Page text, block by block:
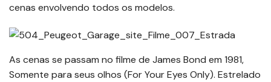
cenas envolvendo todos os modelos.
As cenas se passam no filme de James Bond em 1981,
Somente para seus olhos (For Your Eyes Only). Estrelado